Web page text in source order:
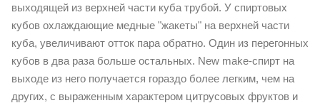
выходящей из верхней части куба трубой. У спиртовых
кубов охлаждающие медные "жакеты" на верхней части
куба, увеличивают отток пара обратно. Один из перегонных
кубов в два раза больше остальных. New make-спирт на
выходе из него получается гораздо более легким, чем на
других, с выраженным характером цитрусовых фруктов и